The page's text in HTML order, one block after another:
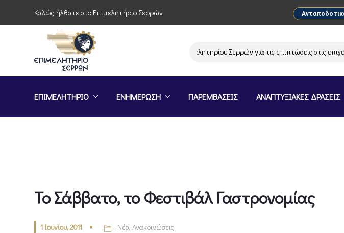
Καλώς ήλθατε στο Επιμελητήριο Σερρών
Παρέμβαση του Επιμελητηρίου Σερρών για τις επιπτώσεις στις
ΕΠΙΜΕΛΗΤΗΡΙΟ ΕΝΗΜΕΡΩΣΗ ΠΑΡΕΜΒΑΣΕΙΣ ΑΝΑΠΤΥΞΙΑΚΕΣ ΔΡΑΣΕΙΣ
Το Σάββατο, το Φεστιβάλ Γαστρονομίας
1 Ιουνίου, 2011 Νέα-Ανακοινώσεις